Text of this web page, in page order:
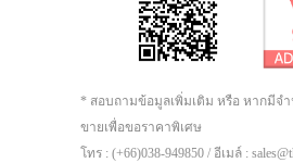
* สอบถามข้อมูลเพิ่มเติม หรือ หากมีจ
ขายเพื่อขอราคาพิเศษ
โทร : (+66)038-949850 / อีเมล์ :